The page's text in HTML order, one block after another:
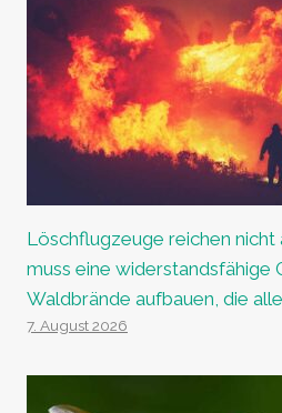
Löschflugzeuge reichen nicht
muss eine widerstandsfähige
Waldbrände aufbauen, die
7. August 2026